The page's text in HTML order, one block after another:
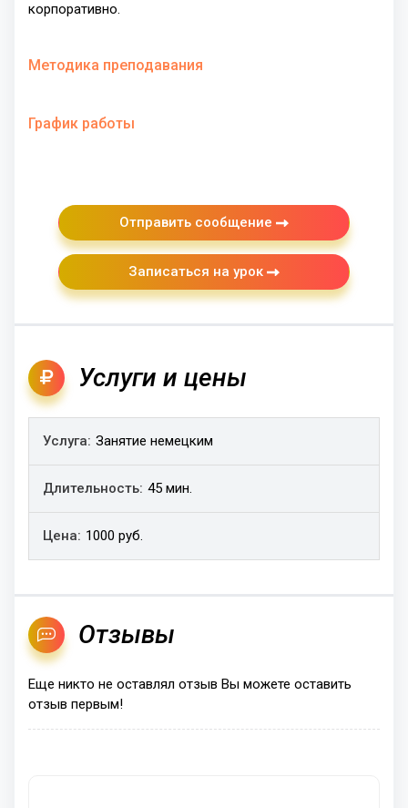
корпоративно.
Методика преподавания
График работы
Отправить сообщение
Записаться на урок
Услуги и цены
Услуга Длительность
Занятие немецким
45 мин.
1000 руб.
Отзывы
Еще никто не оставлял отзыв Вы можете оставить
отзыв первым!